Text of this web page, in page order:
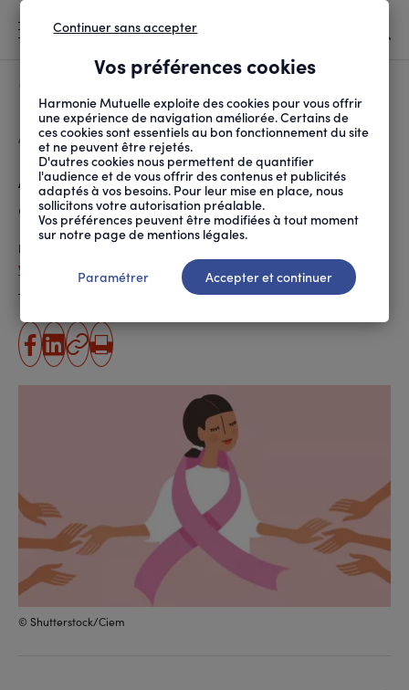
D'ARIANE
ACCUEIL SANTÉ ET SOINS MALADIES ET TRAITEMENTS A QUOI SERVENT LES S...
A quoi servent les soins
oncologiques de support ?
Publié le
Violaine Chatal (ANPM-FRANCE MUTUALITÉ)
Temps de lecture estimé 3 minute(s)
partager
sur
partager
sur
Copier
l'URL
Imprimer
© Shutterstock/Ciem
Vos préférences cookies
Harmonie Mutuelle exploite des cookies pour vous offrir
une expérience de navigation améliorée. Certains de
ces cookies sont essentiels au bon fonctionnement du site
et ne peuvent être rejetés.
D'autres cookies nous permettent de quantifier
l'audience et de vous offrir des contenus et publicités
adaptés à vos besoins. Pour leur mise en place, nous
sollicitons votre autorisation préalable.
Vos préférences peuvent être modifiées à tout moment
sur notre page de mentions légales.
Continuer sans accepter
Paramétrer Accepter et continuer